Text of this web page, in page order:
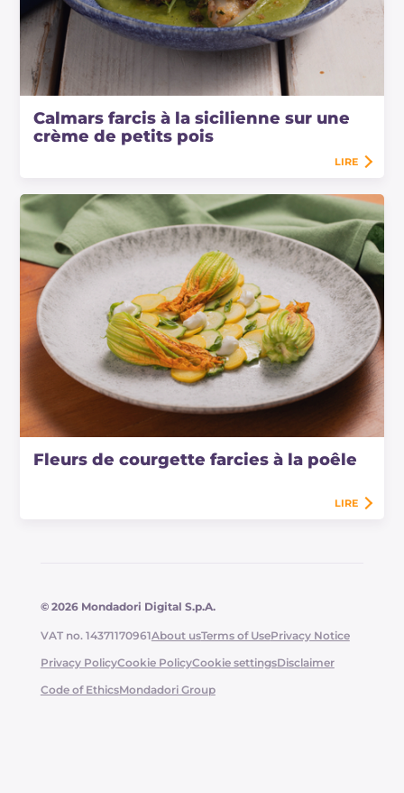
Calmars farcis à la sicilienne sur une
crème de petits pois
LIRE
Fleurs de courgette farcies à la poêle
LIRE
© 2026 Mondadori Digital S.p.A.
VAT no. 14371170961About usTerms of UsePrivacy Notice
Privacy PolicyCookie PolicyCookie settingsDisclaimer
Code of EthicsMondadori Group